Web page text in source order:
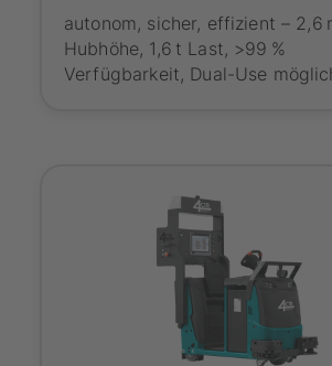
autonom, sicher, effizient – 2,6
Hubhöhe, 1,6 t Last, >99 %
Verfügbarkeit, Dual-Use